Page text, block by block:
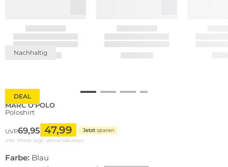
DEAL
Nachhaltig
MARC O'POLO
Poloshirt
UVP69,95 47,99 Jetzt sparen
inkl. Mwst zzgl. Versandkosten
Farbe: Blau